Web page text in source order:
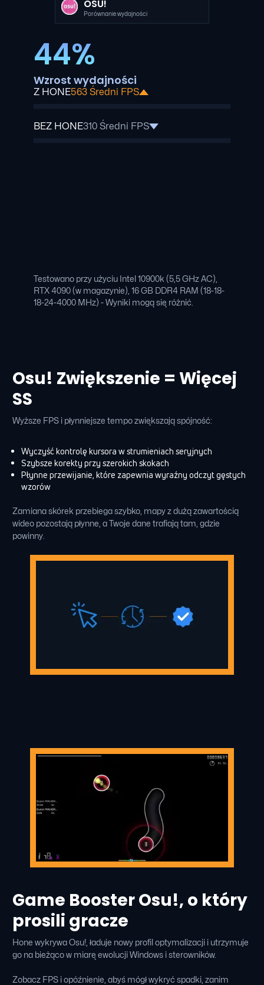
OSU!
Porównanie wydajności
44%
Wzrost wydajności
Z HONE563 Średni FPS
BEZ HONE310 Średni FPS
Testowano przy użyciu Intel 10900k (5,5 GHz AC),
RTX 4090 (w magazynie), 16 GB DDR4 RAM (18-18-
18-24-4000 MHz) - Wyniki mogą się różnić.
Osu! Zwiększenie = Więcej
SS
Wyższe FPS i płynniejsze tempo zwiększają spójność:
Wyczyść kontrolę kursora w strumieniach seryjnych
Szybsze korekty przy szerokich skokach
Płynne przewijanie, które zapewnia wyraźny odczyt gęstych
wzorów
Zamiana skórek przebiega szybko, mapy z dużą zawartością
wideo pozostają płynne, a Twoje dane trafiają tam, gdzie
powinny.
Game Booster Osu!, o który
prosili gracze
Hone wykrywa Osu!, ładuje nowy profil optymalizacji i utrzymuje
go na bieżąco w miarę ewolucji Windows i sterowników.
Zobacz FPS i opóźnienie, abyś mógł wykryć spadki, zanim